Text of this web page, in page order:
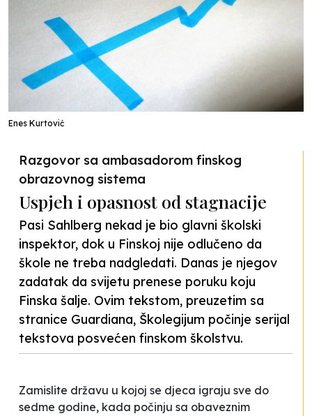
Enes Kurtović
Razgovor sa ambasadorom finskog
obrazovnog sistema
Uspjeh i opasnost od stagnacije
Pasi Sahlberg nekad je bio glavni školski
inspektor, dok u Finskoj nije odlučeno da
škole ne treba nadgledati. Danas je njegov
zadatak da svijetu prenese poruku koju
Finska šalje. Ovim tekstom, preuzetim sa
stranice Guardiana, Školegijum počinje serijal
tekstova posvećen finskom školstvu.
Zamislite državu u kojoj se djeca igraju sve do
sedme godine, kada počinju sa obaveznim